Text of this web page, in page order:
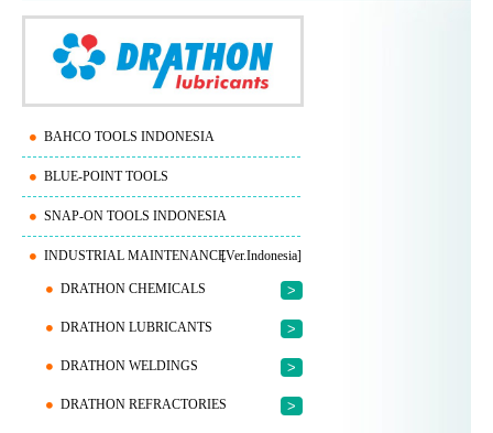
BAHCO TOOLS INDONESIA
BLUE-POINT TOOLS
SNAP-ON TOOLS INDONESIA
INDUSTRIAL MAINTENANCE[Ver.Indonesia]
DRATHON CHEMICALS >
DRATHON LUBRICANTS >
DRATHON WELDINGS >
DRATHON REFRACTORIES >